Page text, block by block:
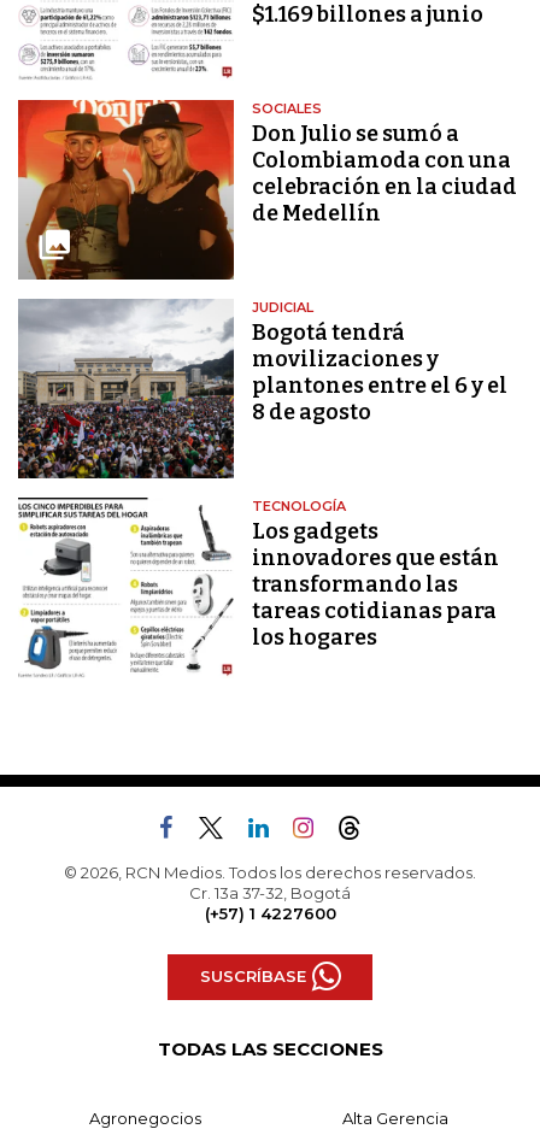
$1.169 billones a junio
SOCIALES
Don Julio se sumó a
Colombiamoda con una
celebración en la ciudad
de Medellín
JUDICIAL
Bogotá tendrá
movilizaciones y
plantones entre el 6 y el
8 de agosto
TECNOLOGÍA
Los gadgets
innovadores que están
transformando las
tareas cotidianas para
los hogares
© 2026, RCN Medios. Todos los derechos reservados.
Cr. 13a 37-32, Bogotá
(+57) 1 4227600
SUSCRÍBASE
TODAS LAS SECCIONES
Agronegocios Alta Gerencia